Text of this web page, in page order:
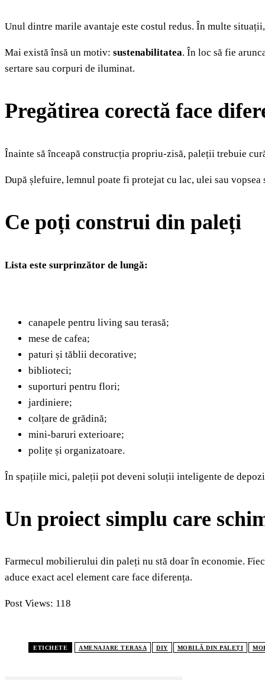
Unul dintre marile avantaje este costul redus. În multe
Mai există însă un motiv: sustenabilitatea. În loc să fie
sertare sau corpuri de iluminat.
Pregătirea corectă face
Înainte să înceapă construcția propriu-zisă, paleții trebuie
După șlefuire, lemnul poate fi protejat cu lac, ulei sau
Ce poți construi din paleți
Lista este surprinzător de lungă:
canapele pentru living sau terasă;
mese de cafea;
paturi și tăblii decorative;
biblioteci;
suporturi pentru flori;
jardiniere;
colțare de grădină;
mini-baruri exterioare;
polițe și organizatoare.
În spațiile mici, paleții pot deveni soluții inteligente de
Un proiect simplu care
Farmecul mobilierului din paleți nu stă doar în economie.
aduce exact acel element care face diferența.
Post Views: 118
ETICHETE AMENAJARE TERASA DIY MOBILĂ DIN PALEȚI